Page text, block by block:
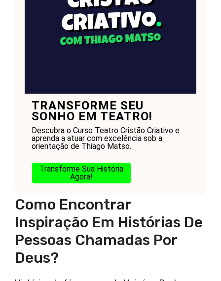
TRANSFORME SEU
SONHO EM TEATRO!
Descubra o Curso Teatro Cristão Criativo e
aprenda a atuar com excelência sob a
orientação de Thiago Matso.
Transforme Sua História
Agora!
Como Encontrar
Inspiração Em Histórias De
Pessoas Chamadas Por
Deus?